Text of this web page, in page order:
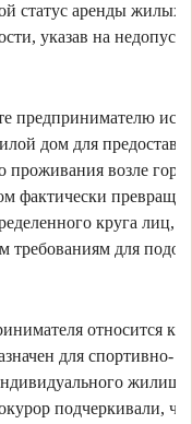
статус аренды жилых
указав на
предпринимателю
дом для
проживания возле
фактически
круга лиц,
требованиям для
относится к
для спортивно-
подчеркивали,